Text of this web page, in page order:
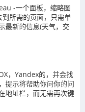
-一个面板，缩略图
所需的页面，只需单
最新的信息(天气，交
，Yandex的，并会找
提示将帮助你问你的问
地址栏，而无需再次键